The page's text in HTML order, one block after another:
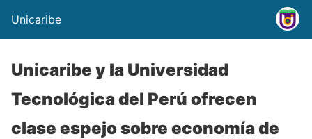
Unicaribe
Unicaribe y la Universidad
Tecnológica del Perú ofrecen
clase espejo sobre economía de